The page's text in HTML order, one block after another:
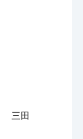
三田